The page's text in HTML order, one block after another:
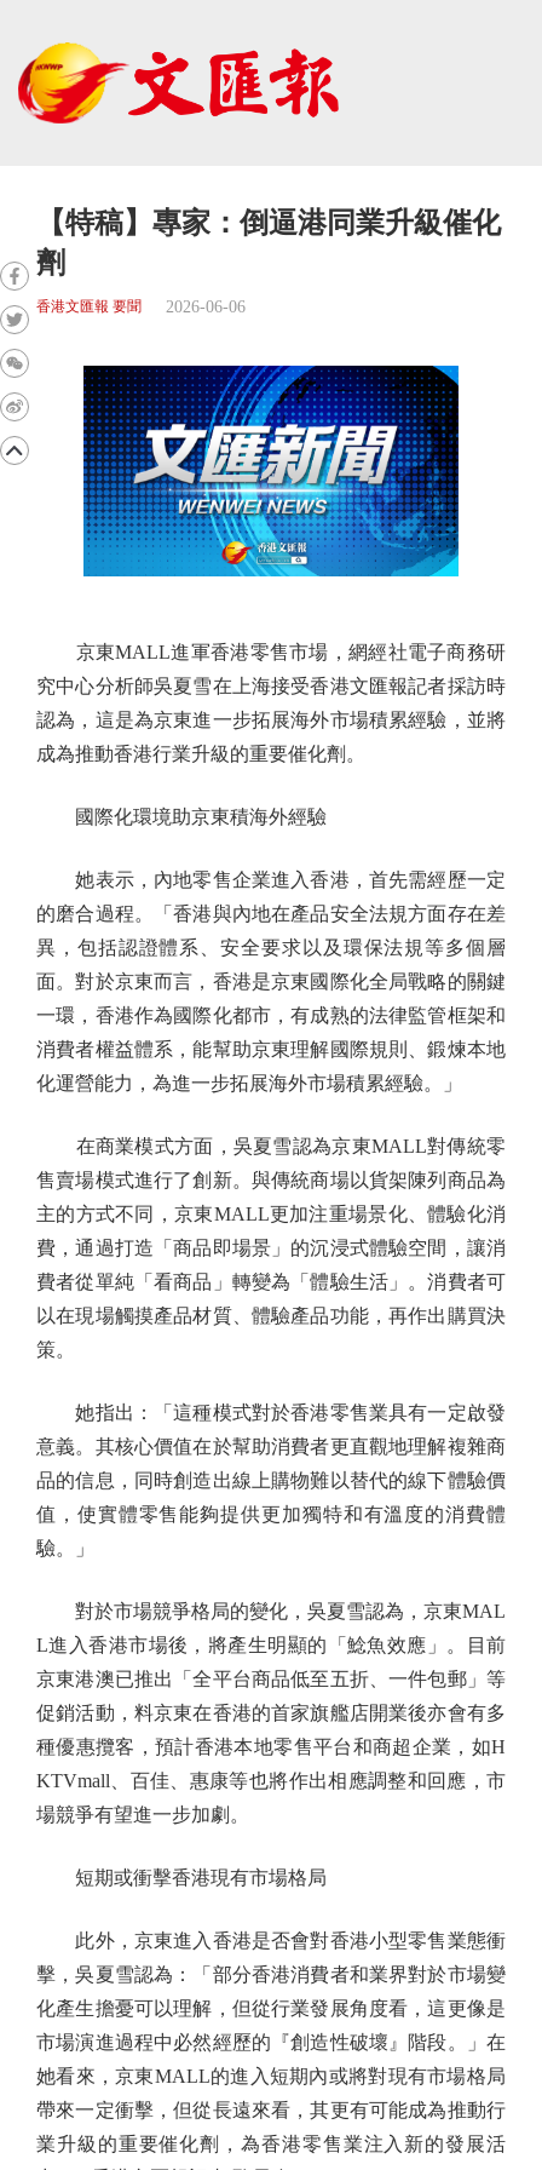
【特稿】專家：倒逼港同業升級催化
劑
香港文匯報 要聞 2026-06-06
京東MALL進軍香港零售市場，網經社電子商務研
究中心分析師吳夏雪在上海接受香港文匯報記者採訪時
認為，這是為京東進一步拓展海外市場積累經驗，並將
成為推動香港行業升級的重要催化劑。
國際化環境助京東積海外經驗
她表示，內地零售企業進入香港，首先需經歷一定
的磨合過程。「香港與內地在產品安全法規方面存在差
異，包括認證體系、安全要求以及環保法規等多個層
面。對於京東而言，香港是京東國際化全局戰略的關鍵
一環，香港作為國際化都市，有成熟的法律監管框架和
消費者權益體系，能幫助京東理解國際規則、鍛煉本地
化運營能力，為進一步拓展海外市場積累經驗。」
在商業模式方面，吳夏雪認為京東MALL對傳統零
售賣場模式進行了創新。與傳統商場以貨架陳列商品為
主的方式不同，京東MALL更加注重場景化、體驗化消
費，通過打造「商品即場景」的沉浸式體驗空間，讓消
費者從單純「看商品」轉變為「體驗生活」。消費者可
以在現場觸摸產品材質、體驗產品功能，再作出購買決
策。
她指出：「這種模式對於香港零售業具有一定啟發
意義。其核心價值在於幫助消費者更直觀地理解複雜商
品的信息，同時創造出線上購物難以替代的線下體驗價
值，使實體零售能夠提供更加獨特和有溫度的消費體
驗。」
對於市場競爭格局的變化，吳夏雪認為，京東MAL
L進入香港市場後，將產生明顯的「鯰魚效應」。目前
京東港澳已推出「全平台商品低至五折、一件包郵」等
促銷活動，料京東在香港的首家旗艦店開業後亦會有多
種優惠攬客，預計香港本地零售平台和商超企業，如H
KTVmall、百佳、惠康等也將作出相應調整和回應，市
場競爭有望進一步加劇。
短期或衝擊香港現有市場格局
此外，京東進入香港是否會對香港小型零售業態衝
擊，吳夏雪認為：「部分香港消費者和業界對於市場變
化產生擔憂可以理解，但從行業發展角度看，這更像是
市場演進過程中必然經歷的『創造性破壞』階段。」在
她看來，京東MALL的進入短期內或將對現有市場格局
帶來一定衝擊，但從長遠來看，其更有可能成為推動行
業升級的重要催化劑，為香港零售業注入新的發展活